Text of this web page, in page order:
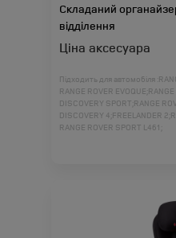
Складаний
відділення
Ціна аксесуара
Підходить для автомобіля :
RANGE ROVER EVOQUE; RANGE
DISCOVERY SPORT; RANGE
DISCOVERY 4; FREELANDER 2;
RANGE ROVER SPORT L461;